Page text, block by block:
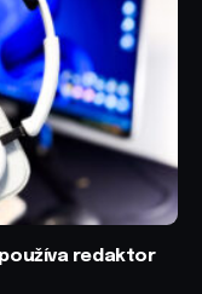
redaktor